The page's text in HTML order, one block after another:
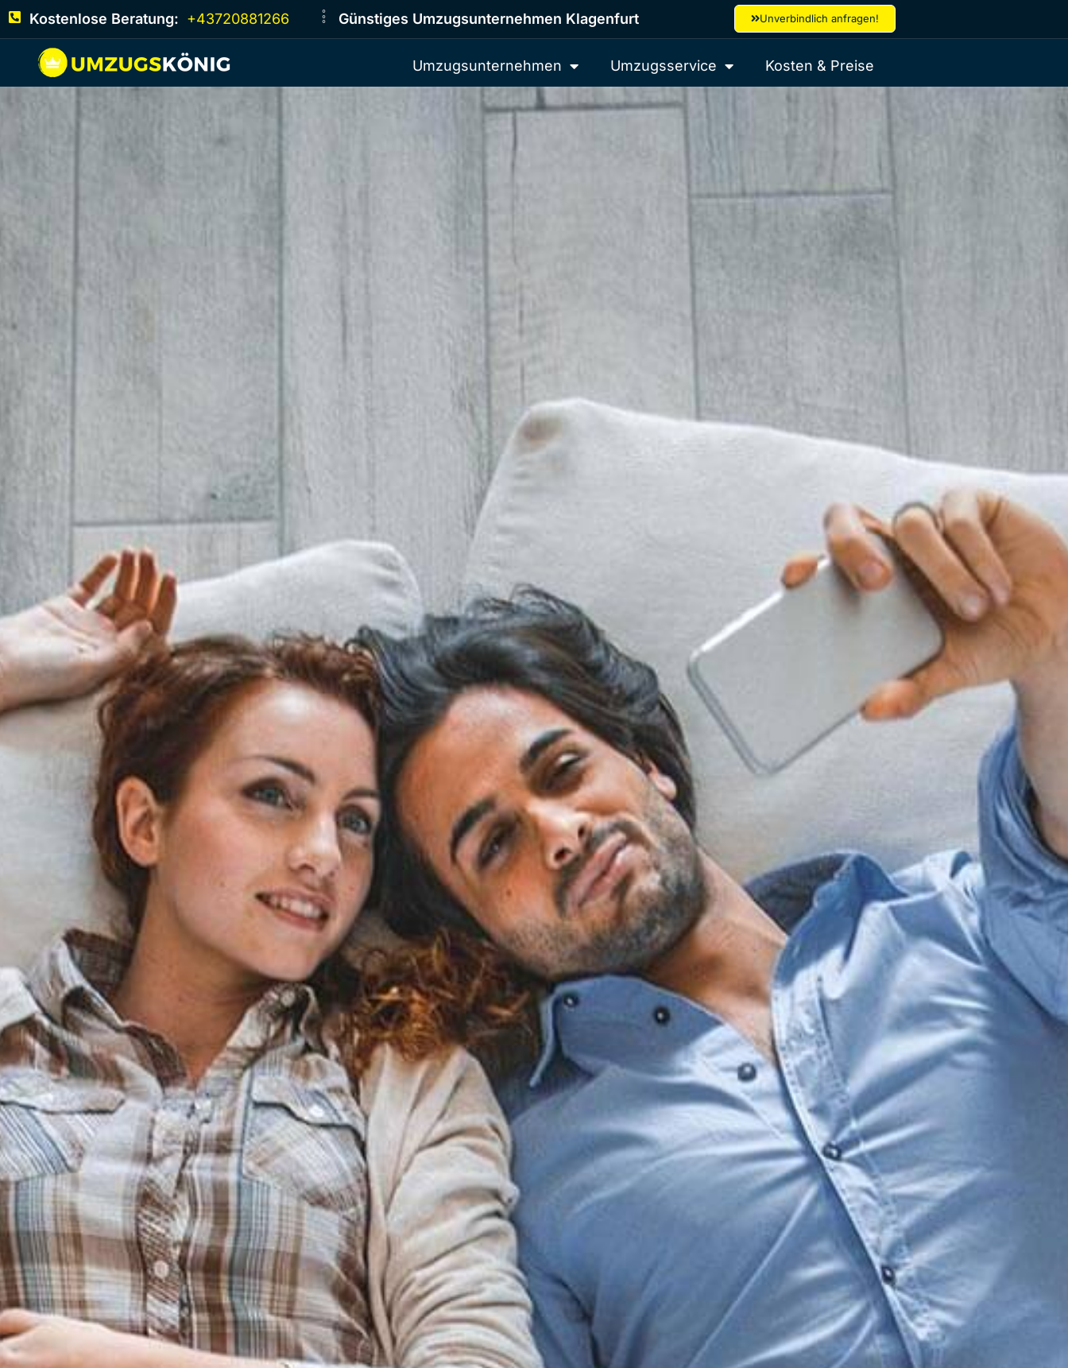
Kostenlose Beratung: +43720881266 Günstiges Umzugsunternehmen Klagenfurt Unverbindlich anfragen!
Umzugsunternehmen Umzugsservice Kosten & Preise